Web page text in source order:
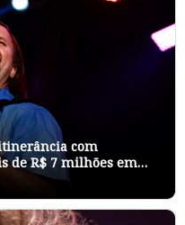
com
de R$ 7 milhões em